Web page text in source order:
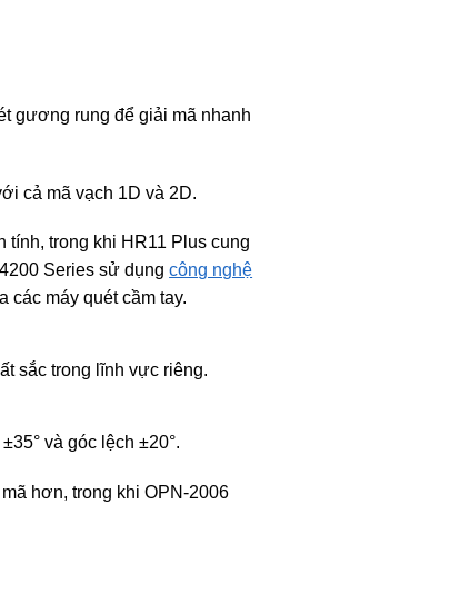
gương rung để giải mã nhanh
cả mã vạch 1D và 2D.
tính, trong khi HR11 Plus cung
Series sử dụngcông nghệ
các máy quét cầm tay.
sắc trong lĩnh vực riêng.
và góc lệch ±20°.
hơn, trong khi OPN-2006